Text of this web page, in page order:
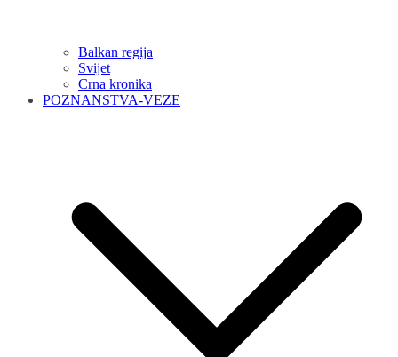
Balkan regija
Svijet
Crna kronika
POZNANSTVA-VEZE